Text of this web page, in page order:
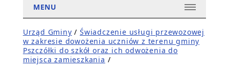
MENU
Urząd Gminy /Świadczenie usługi przewozowej
w zakresie dowożenia uczniów z terenu gminy
Pszczółki do szkół oraz ich odwożenia do
miejsca zamieszkania /